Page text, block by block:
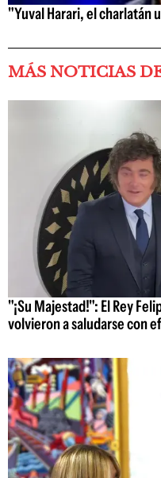
"Yuval Harari, el charlatán
MÁS NOTICIAS
"¡Su Majestad!": El Rey
volvieron a saludarse con